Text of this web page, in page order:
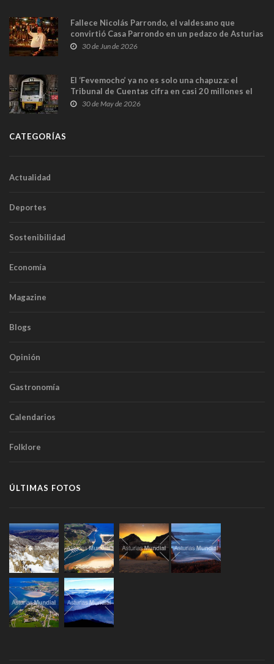
Fallece Nicolás Parrondo, el valdesano que
convirtió Casa Parrondo en un pedazo de Asturias
en Madrid
30 de Jun de 2026
El ‘Fevemocho’ ya no es solo una chapuza: el
Tribunal de Cuentas cifra en casi 20 millones el
sobrecoste de los trenes que no cabían por los
30 de May de 2026
CATEGORÍAS
Actualidad
Deportes
Sostenibilidad
Economía
Magazine
Blogs
Opinión
Gastronomía
Calendarios
Folklore
ÚLTIMAS FOTOS